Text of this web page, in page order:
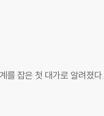
잡은 첫 대가로 알려졌다.